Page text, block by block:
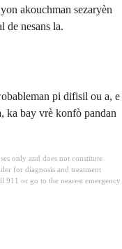
akouchman sezaryèn
de nesans la.
pi difisil ou a, e
ka bay vrè konfò pandan
only and does not constitute
for diagnosis and treatment
911 or go to the nearest emergency